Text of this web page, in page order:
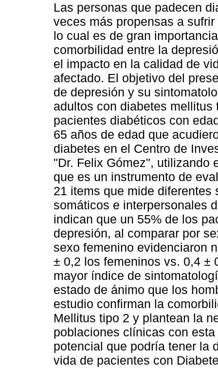
Las personas que padecen
veces más propensas a
lo cual es de gran
comorbilidad entre la
el impacto en la calidad de
afectado. El objetivo del
de depresión y su
adultos con diabetes
pacientes diabéticos con
65 años de edad que
diabetes en el Centro de
"Dr. Felix Gómez", utilizando
que es un instrumento de
21 items que mide
somáticos e interpersonales
indican que un 55% de los
depresión, al comparar por
sexo femenino evidenciaron
± 0,2 los femeninos vs. 0,4 ±
mayor índice de
estado de ánimo que los
estudio confirman la
Mellitus tipo 2 y plantean la
poblaciones clínicas con
potencial que podría tener la
vida de pacientes con